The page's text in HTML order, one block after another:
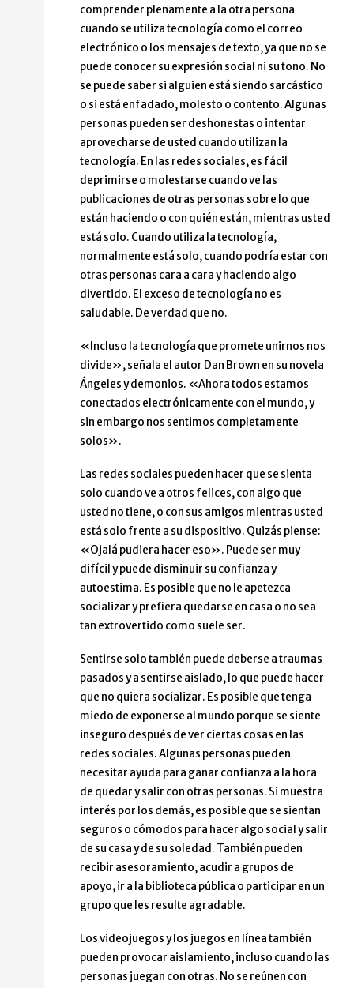
comprender plenamente a la otra persona
cuando se utiliza tecnología como el correo
electrónico o los mensajes de texto, ya que no se
puede conocer su expresión social ni su tono. No
se puede saber si alguien está siendo sarcástico
o si está enfadado, molesto o contento. Algunas
personas pueden ser deshonestas o intentar
aprovecharse de usted cuando utilizan la
tecnología. En las redes sociales, es fácil
deprimirse o molestarse cuando ve las
publicaciones de otras personas sobre lo que
están haciendo o con quién están, mientras usted
está solo. Cuando utiliza la tecnología,
normalmente está solo, cuando podría estar con
otras personas cara a cara y haciendo algo
divertido. El exceso de tecnología no es
saludable. De verdad que no.
«Incluso la tecnología que promete unirnos nos
divide», señala el autor Dan Brown en su novela
Ángeles y demonios. «Ahora todos estamos
conectados electrónicamente con el mundo, y
sin embargo nos sentimos completamente
solos».
Las redes sociales pueden hacer que se sienta
solo cuando ve a otros felices, con algo que
usted no tiene, o con sus amigos mientras usted
está solo frente a su dispositivo. Quizás piense:
«Ojalá pudiera hacer eso». Puede ser muy
difícil y puede disminuir su confianza y
autoestima. Es posible que no le apetezca
socializar y prefiera quedarse en casa o no sea
tan extrovertido como suele ser.
Sentirse solo también puede deberse a traumas
pasados y a sentirse aislado, lo que puede hacer
que no quiera socializar. Es posible que tenga
miedo de exponerse al mundo porque se siente
inseguro después de ver ciertas cosas en las
redes sociales. Algunas personas pueden
necesitar ayuda para ganar confianza a la hora
de quedar y salir con otras personas. Si muestra
interés por los demás, es posible que se sientan
seguros o cómodos para hacer algo social y salir
de su casa y de su soledad. También pueden
recibir asesoramiento, acudir a grupos de
apoyo, ir a la biblioteca pública o participar en un
grupo que les resulte agradable.
Los videojuegos y los juegos en línea también
pueden provocar aislamiento, incluso cuando las
personas juegan con otras. No se reúnen con